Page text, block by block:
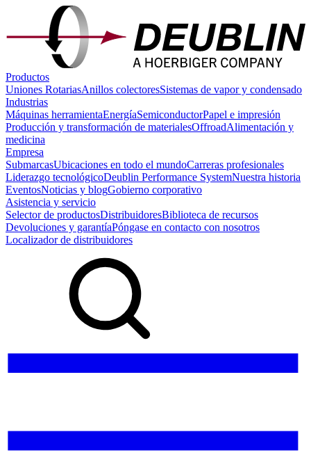
Productos
Uniones RotariasAnillos colectoresSistemas de vapor y condensado
Industrias
Máquinas herramientaEnergíaSemiconductorPapel e impresión
Producción y transformación de materialesOffroadAlimentación y
medicina
Empresa
SubmarcasUbicaciones en todo el mundoCarreras profesionales
Liderazgo tecnológicoDeublin Performance SystemNuestra historia
EventosNoticias y blogGobierno corporativo
Asistencia y servicio
Selector de productosDistribuidoresBiblioteca de recursos
Devoluciones y garantíaPóngase en contacto con nosotros
Localizador de distribuidores